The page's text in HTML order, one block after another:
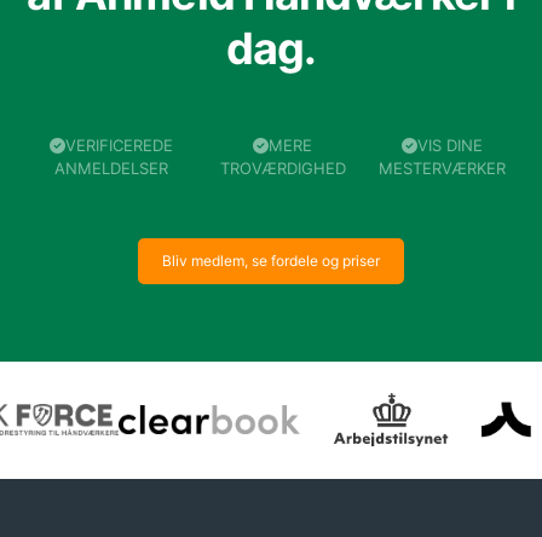
dag.
VERIFICEREDE
ANMELDELSER
MERE
TROVÆRDIGHED
VIS DINE
MESTERVÆRKER
Bliv medlem, se fordele og priser